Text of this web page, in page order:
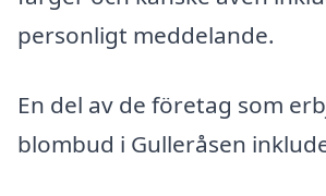
personligt meddelande.
En del av de företag som
blombud i Gulleråsen